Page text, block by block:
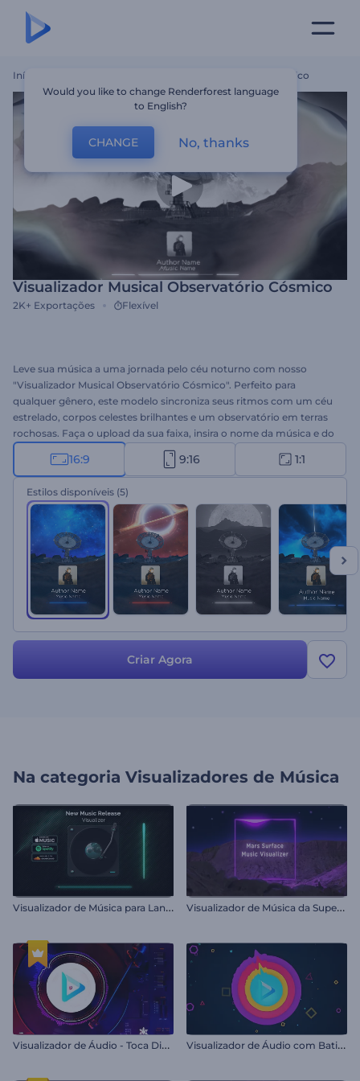
Início Visualizador Musical Observatório Cósmico
Visualizador Musical Observatório Cósmico
2K+ Exportações Flexível
Leve sua música a uma jornada pelo céu noturno com nosso
"Visualizador Musical Observatório Cósmico". Perfeito para
qualquer gênero, este modelo sincroniza seus ritmos com um céu
estrelado, corpos celestes brilhantes e um observatório em terras
rochosas. Faça o upload da sua faixa, insira o nome da música e do
artista, e apresente sua música com visuais deslumbrantes. De
músicos e DJs a amantes da música, este visualizador é tudo o que
você precisa para ampliar o alcance da sua música. Crie agora!
16:9 9:16 1:1
Estilos disponíveis (5)
Criar Agora
Na categoria Visualizadores de Música
V
isualizador de Música para Lançamentos V
isualizador de Música da Superfície de Marte
V
isualizador de Áudio - Toca Disco de Vinil V
isualizador de Áudio com Batidas Sensíveis
Would you like to change Renderforest language
to English?
CHANGE No, thanks